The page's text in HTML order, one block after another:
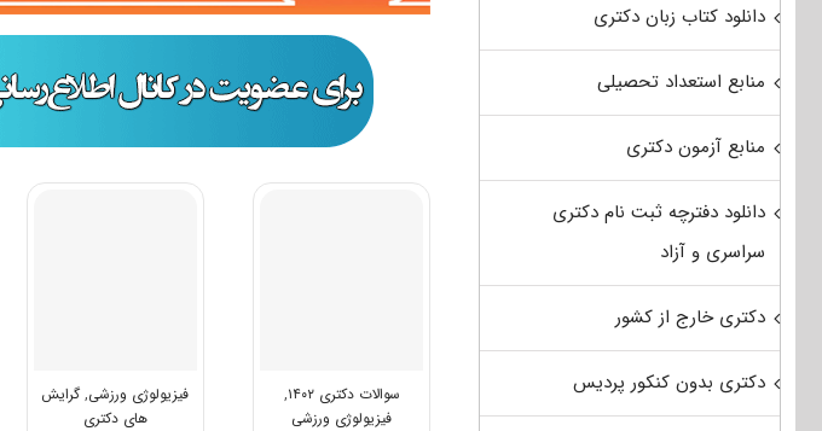
سوالات دکتری ۱۴۰۲
,
فیزیولوژی ورزشی
فیزیولوژی ورزشی, گرایش
های دکتری
دانلود کتاب زبان دکتری
منابع استعداد تحصیلی
منابع آزمون دکتری
دانلود دفترچه ثبت نام دکتری
سراسری و آزاد
دکتری خارج از کشور
دکتری بدون کنکور پردیس